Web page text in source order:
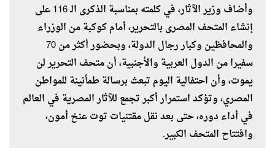
وأضاف وزير الآثار، في كلمته بمناسبة الذكرى الـ 116 على
إنشاء المتحف المصرى بالتحرير، أمام كوكبة من الوزراء
والمحافظين وكبار رجال الدولة، وبحضور أكثر من 70
سفيرا من الدول العربية والأجنبية، أن متحف التحرير لن
يموت، وأن احتفالية اليوم تبعث برسالة طمأنينة للمواطن
المصري، وتؤكد استمرار أكبر تجمع للآثار المصرية في العالم
في أداء دوره، حتى بعد نقل مقتنيات توت عنخ أمون،
وافتتاح المتحف الكبير.